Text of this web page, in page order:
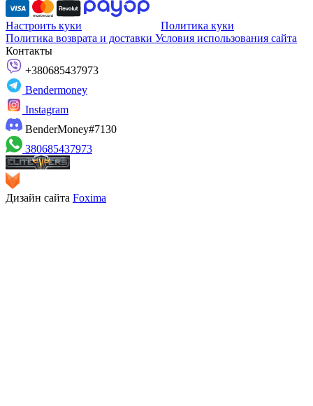
Настроить куки
Политика куки
Политика возврата и доставки Условия использования сайта
Контакты
+380685437973
Bendermoney
Instagram
BenderMoney#7130
380685437973
Дизайн сайта Foxima